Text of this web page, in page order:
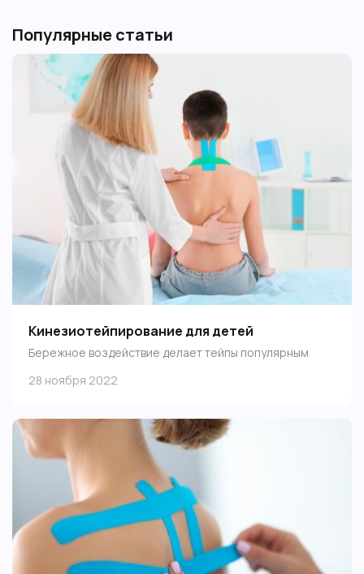
Популярные статьи
Кинезиотейпирование для детей
Бережное воздействие делает тейпы популярным
от родовых травм до проблем с осанкой и ДЦП.
28 ноября 2022